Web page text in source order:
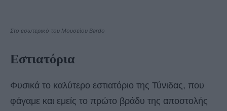
Στο εσωτερικό του Μουσείου Bardo
Εστιατόρια
Φυσικά το καλύτερο εστιατόριο της Τύνιδας, που
φάγαμε και εμείς το πρώτο βράδυ της αποστολής